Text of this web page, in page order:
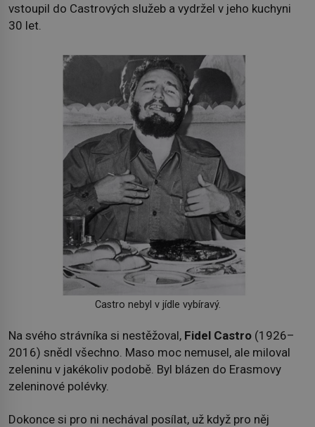
vstoupil do Castrových služeb a vydržel v jeho kuchyni
30 let.
Castro nebyl v jídle vybíravý.
Na svého strávníka si nestěžoval, Fidel Castro (1926–
2016) snědl všechno. Maso moc nemusel, ale miloval
zeleninu v jakékoliv podobě. Byl blázen do Erasmovy
zeleninové polévky.
Dokonce si pro ni nechával posílat, už když pro něj